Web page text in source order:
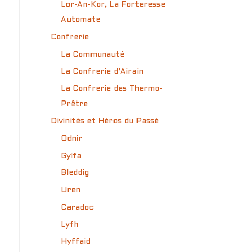
Lor-An-Kor, La Forteresse
Automate
Confrerie
La Communauté
La Confrerie d’Airain
La Confrerie des Thermo-
Prêtre
Divinités et Héros du Passé
Odnir
Gylfa
Bleddig
Uren
Caradoc
Lyfh
Hyffaid